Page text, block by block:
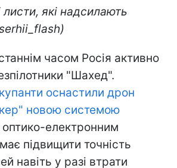
листи, які надсилають
часом Росія активно
"Шахед".
оснастили дрон
новою системою
оптико-електронним
підвищити точність
навіть у разі втрати